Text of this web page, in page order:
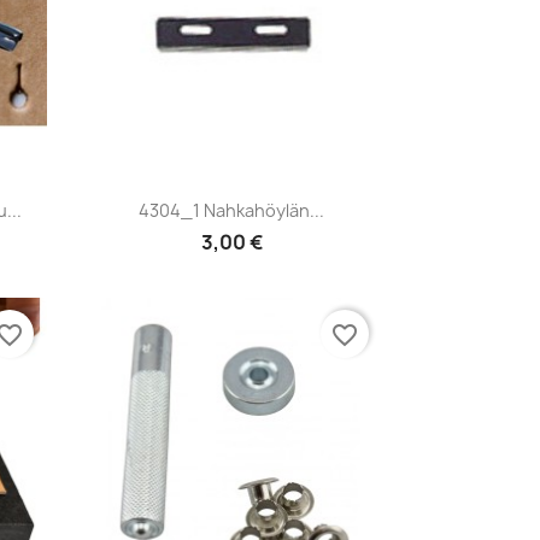
 Pikakatselu
4304_1 Nahkahöylän...
3,00 €
favorite_border